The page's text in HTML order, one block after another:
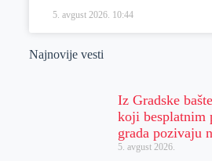
5. avgust 2026. 10:44
Najnovije vesti
Iz Gradske
koji besplatnim
grada pozivaju
5. avgust 2026.